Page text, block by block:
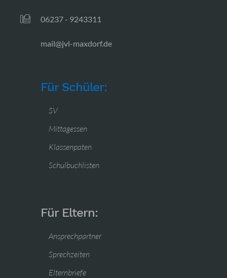
06237 - 9243311
mail@jvl-maxdorf.de
Für Schüler:
SV
Mittagessen
Klassenpaten
Schulbuchlisten
Für Eltern:
Ansprechpartner
Sprechzeiten
Elternbriefe